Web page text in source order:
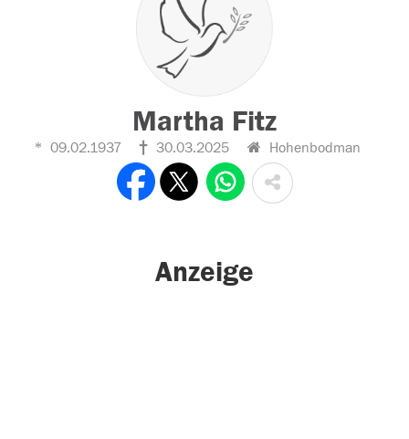
Martha Fitz
09.02.1937 30.03.2025 Hohenbodman
Anzeige